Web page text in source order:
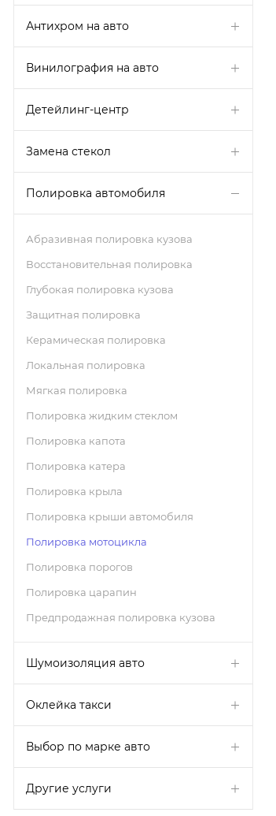
Антихром на авто
Винилография на авто
Детейлинг-центр
Замена стекол
Полировка автомобиля
Абразивная полировка кузова
Восстановительная полировка
Глубокая полировка кузова
Защитная полировка
Керамическая полировка
Локальная полировка
Мягкая полировка
Полировка жидким стеклом
Полировка капота
Полировка катера
Полировка крыла
Полировка крыши автомобиля
Полировка мотоцикла
Полировка порогов
Полировка царапин
Предпродажная полировка кузова
Шумоизоляция авто
Оклейка такси
Выбор по марке авто
Другие услуги